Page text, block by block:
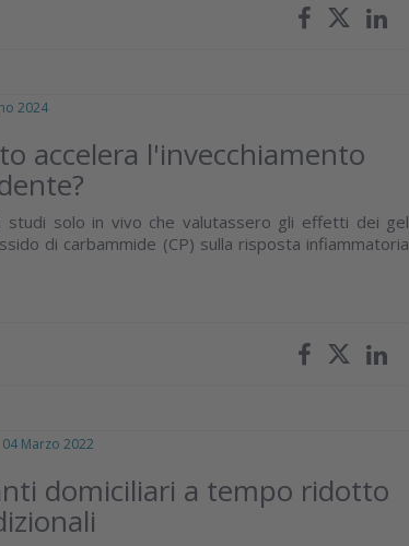
2024
accelera l'invecchiamento
studi solo in vivo che valutassero gli effetti dei gel
di carbammide (CP) sulla risposta infiammatoria
Marzo 2022
domiciliari a tempo ridotto